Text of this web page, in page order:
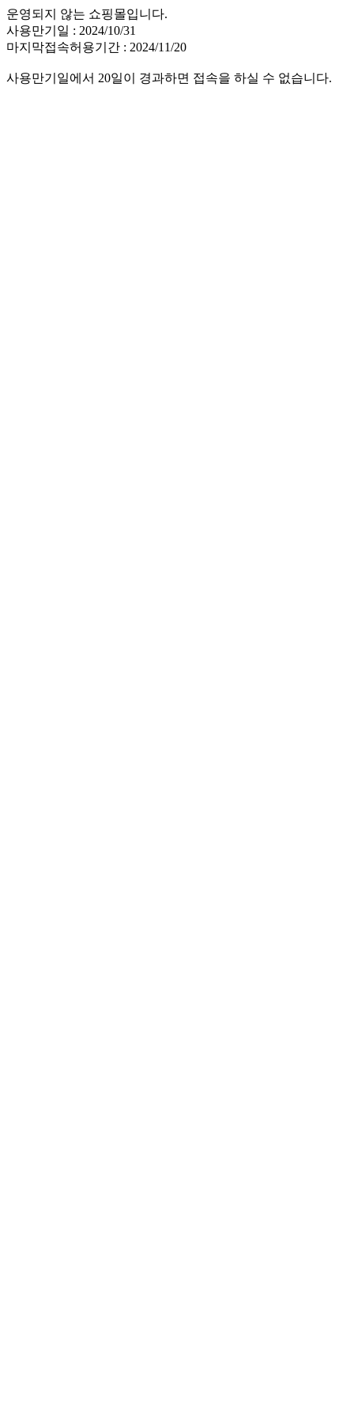
운영되지 않는 쇼핑몰입니다.
사용만기일 : 2024/10/31
마지막접속허용기간 : 2024/11/20
사용만기일에서 20일이 경과하면 접속을 하실 수 없습니다.